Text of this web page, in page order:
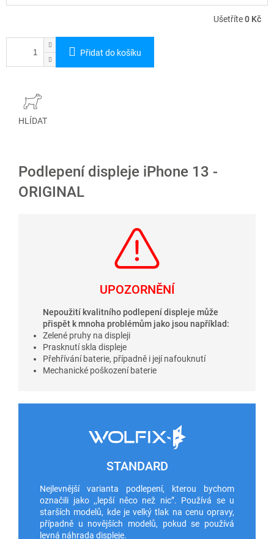
Ušetříte0 Kč
Přidat do košíku
HLÍDAT
Podlepení displeje iPhone 13 -
ORIGINAL
UPOZORNĚNÍ
Nepoužití kvalitního podlepení displeje může
přispět k mnoha problémům jako jsou například:
Zelené pruhy na displeji
Prasknutí skla displeje
Přehřívání baterie, případně i její nafouknutí
Mechanické poškození baterie
STANDARD
Nejlevnější varianta podlepení, kterou bychom
označili jako ,,lepší něco než nic”. Používá se u
starších modelů, kde je velký tlak na cenu opravy,
případně u novějších modelů, pokud se používá
levná náhrada displeje.